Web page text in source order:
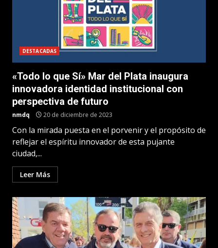
DESTACADAS
«Todo lo que Sí» Mar del Plata inaugura
innovadora identidad institucional con
perspectiva de futuro
nmdq 20 de diciembre de 2023
Con la mirada puesta en el porvenir y el propósito de
reflejar el espíritu innovador de esta pujante
ciudad,...
Leer Más